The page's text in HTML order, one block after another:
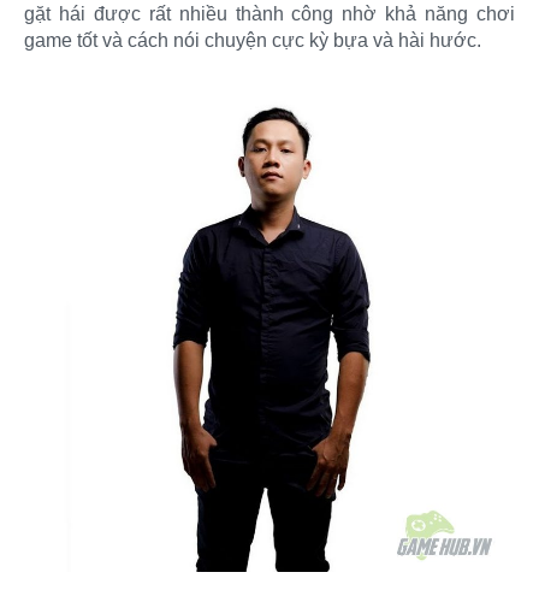
gặt hái được rất nhiều thành công nhờ khả năng chơi
game tốt và cách nói chuyện cực kỳ bựa và hài hước.